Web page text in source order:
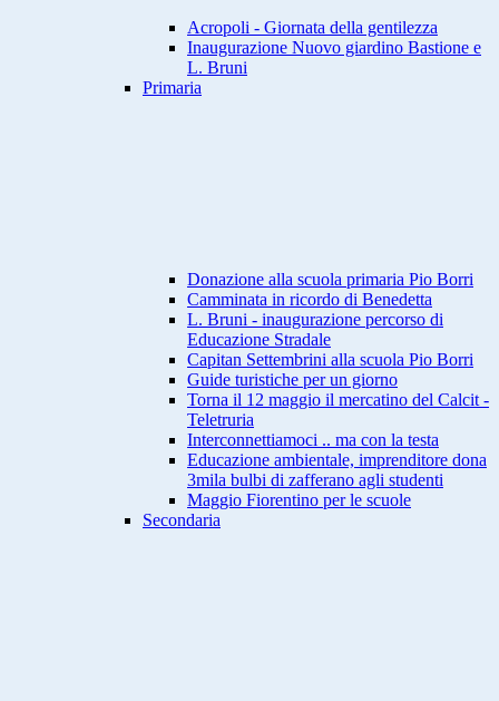
Acropoli - Giornata della gentilezza
Inaugurazione Nuovo giardino Bastione e
L. Bruni
Primaria
Donazione alla scuola primaria Pio Borri
Camminata in ricordo di Benedetta
L. Bruni - inaugurazione percorso di
Educazione Stradale
Capitan Settembrini alla scuola Pio Borri
Guide turistiche per un giorno
Torna il 12 maggio il mercatino del Calcit -
Teletruria
Interconnettiamoci .. ma con la testa
Educazione ambientale, imprenditore dona
3mila bulbi di zafferano agli studenti
Maggio Fiorentino per le scuole
Secondaria